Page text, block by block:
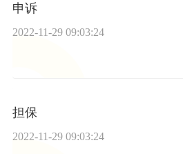
申诉
2022-11-29 09:03:24
担保
2022-11-29 09:03:24